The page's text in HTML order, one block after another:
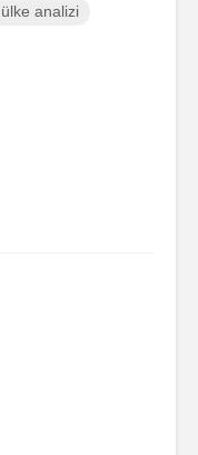
analizi